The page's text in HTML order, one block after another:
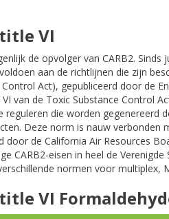
title VI
de opvolger van CARB2.
aan de richtlijnen die zijn
Act), gepubliceerd door de
van de Toxic Substance Control
reguleren die worden gegenereerd
Deze norm is nauw verbonden
door de California Air Resources
CARB2-eisen in heel de
normen voor multiplex,
title VI